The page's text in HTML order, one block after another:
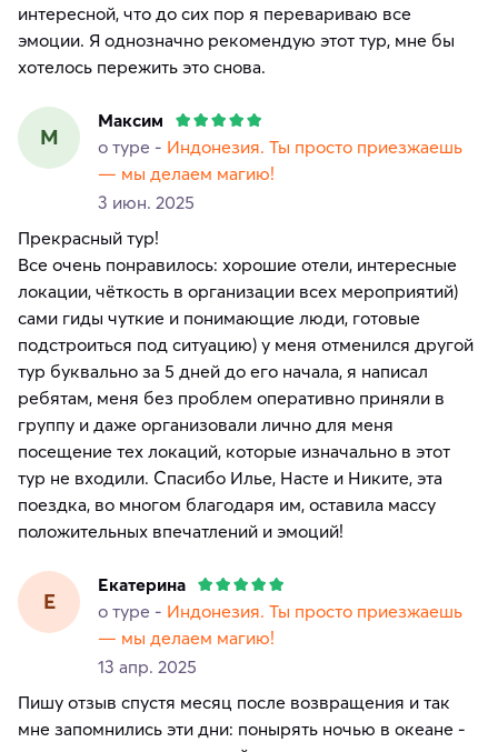
интересной, что до сих пор я перевариваю все
эмоции. Я однозначно рекомендую этот тур, мне бы
хотелось пережить это снова.
М
Максим
о туре - Индонезия. Ты просто приезжаешь
— мы делаем магию!
3 июн. 2025
Прекрасный тур!
Все очень понравилось: хорошие отели, интересные
локации, чёткость в организации всех мероприятий)
сами гиды чуткие и понимающие люди, готовые
подстроиться под ситуацию) у меня отменился другой
тур буквально за 5 дней до его начала, я написал
ребятам, меня без проблем оперативно приняли в
группу и даже организовали лично для меня
посещение тех локаций, которые изначально в этот
тур не входили. Спасибо Илье, Насте и Никите, эта
поездка, во многом благодаря им, оставила массу
положительных впечатлений и эмоций!
Е
Екатерина
о туре - Индонезия. Ты просто приезжаешь
— мы делаем магию!
13 апр. 2025
Пишу отзыв спустя месяц после возвращения и так
мне запомнились эти дни: понырять ночью в океане -